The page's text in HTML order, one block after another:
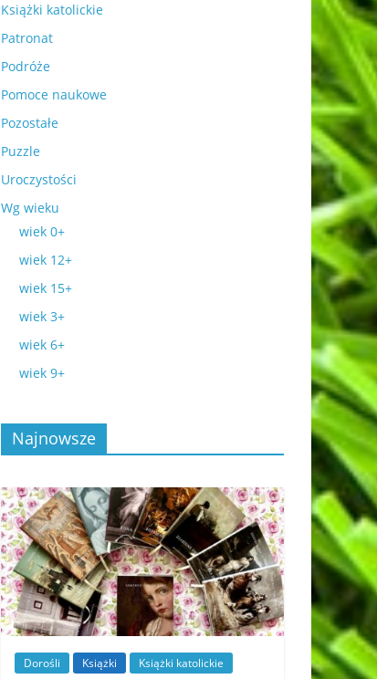
Książki katolickie
Patronat
Podróże
Pomoce naukowe
Pozostałe
Puzzle
Uroczystości
Wg wieku
wiek 0+
wiek 12+
wiek 15+
wiek 3+
wiek 6+
wiek 9+
Najnowsze
Dorośli Książki Książki katolickie